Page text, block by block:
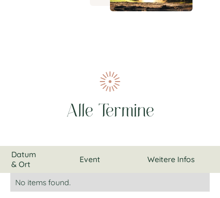
Alle Termine
Datum
& Ort
Event Weitere Infos
No items found.